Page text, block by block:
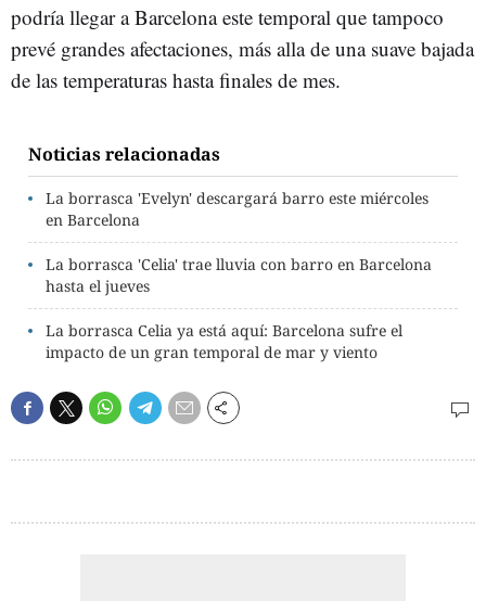
podría llegar a Barcelona este temporal que tampoco
prevé grandes afectaciones, más alla de una suave bajada
de las temperaturas hasta finales de mes.
Noticias relacionadas
La borrasca 'Evelyn' descargará barro este miércoles
en Barcelona
La borrasca 'Celia' trae lluvia con barro en Barcelona
hasta el jueves
La borrasca Celia ya está aquí: Barcelona sufre el
impacto de un gran temporal de mar y viento